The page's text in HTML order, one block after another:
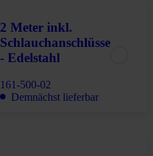
2 Meter inkl.
Schlauchanschlüsse
- Edelstahl
161-500-02
Demnächst lieferbar